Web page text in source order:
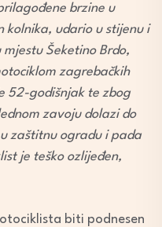
brzine u
kolnika, udario u stijenu i
mjestu Šeketino Brdo,
zagrebačkih
52-godišnjak te zbog
zavoju dolazi do
zaštitnu ogradu i pada
je teško ozlijeđen,
biti podnesen